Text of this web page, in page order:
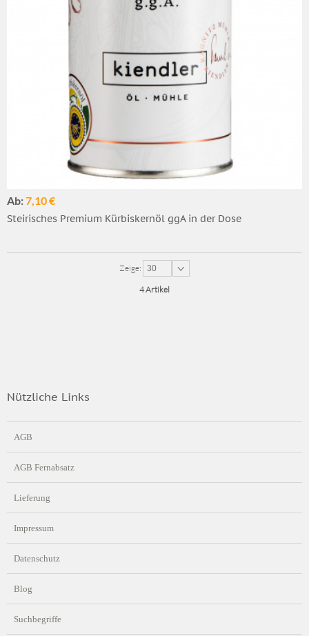
Ab:7,10 €
Steirisches Premium Kürbiskernöl ggA in der Dose
Zeige: 30
4 Artikel
Nützliche Links
AGB
AGB Fernabsatz
Lieferung
Impressum
Datenschutz
Blog
Suchbegriffe